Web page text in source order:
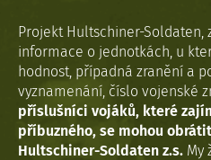
Projekt Hultschiner-Soldaten,
informace o jednotkách, u
hodnost, případná zranění a
vyznamenání, číslo vojenské
příslušníci vojáků, které
příbuzného, se mohou
Hultschiner-Soldaten z.s. My